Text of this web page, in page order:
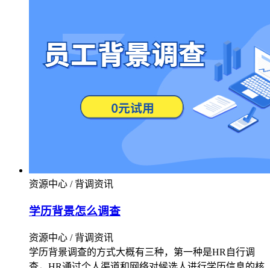
资源中心 / 背调资讯
学历背景怎么调查
资源中心 / 背调资讯
学历背景调查的方式大概有三种，第一种是HR自行调